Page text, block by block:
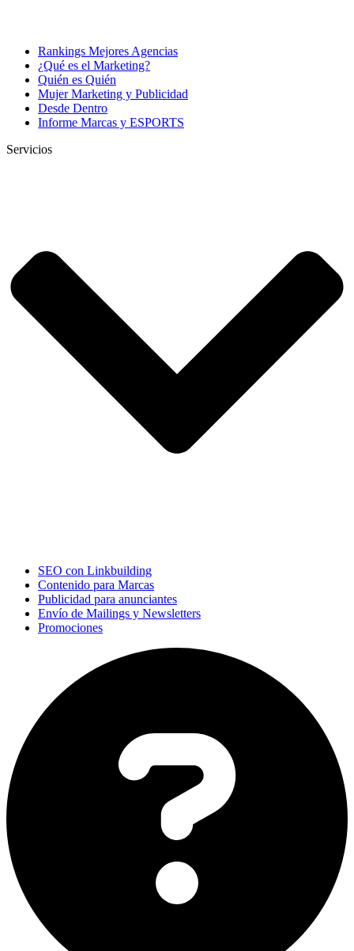
Rankings Mejores Agencias
¿Qué es el Marketing?
Quién es Quién
Mujer Marketing y Publicidad
Desde Dentro
Informe Marcas y ESPORTS
Servicios
SEO con Linkbuilding
Contenido para Marcas
Publicidad para anunciantes
Envío de Mailings y Newsletters
Promociones